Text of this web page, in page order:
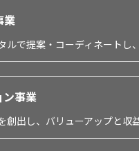
業
ルで提案・コーディネート
ン事業
創出し、バリューアップと収